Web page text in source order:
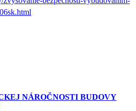
NÁROČNOSTI BUDOVY